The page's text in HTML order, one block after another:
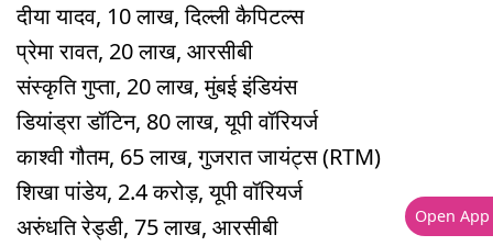
दीया यादव, 10 लाख, दिल्ली कैपिटल्स
प्रेमा रावत, 20 लाख, आरसीबी
संस्कृति गुप्ता, 20 लाख, मुंबई इंडियंस
डियांड्रा डॉटिन, 80 लाख, यूपी वॉरियर्ज
काश्वी गौतम, 65 लाख, गुजरात जायंट्स (RTM)
श‍िखा पांडेय, 2.4 करोड़, यूपी वॉरियर्ज
अरुंधति रेड्डी, 75 लाख, आरसीबी
Open App